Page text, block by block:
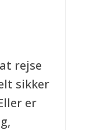
rejse
sikker
er